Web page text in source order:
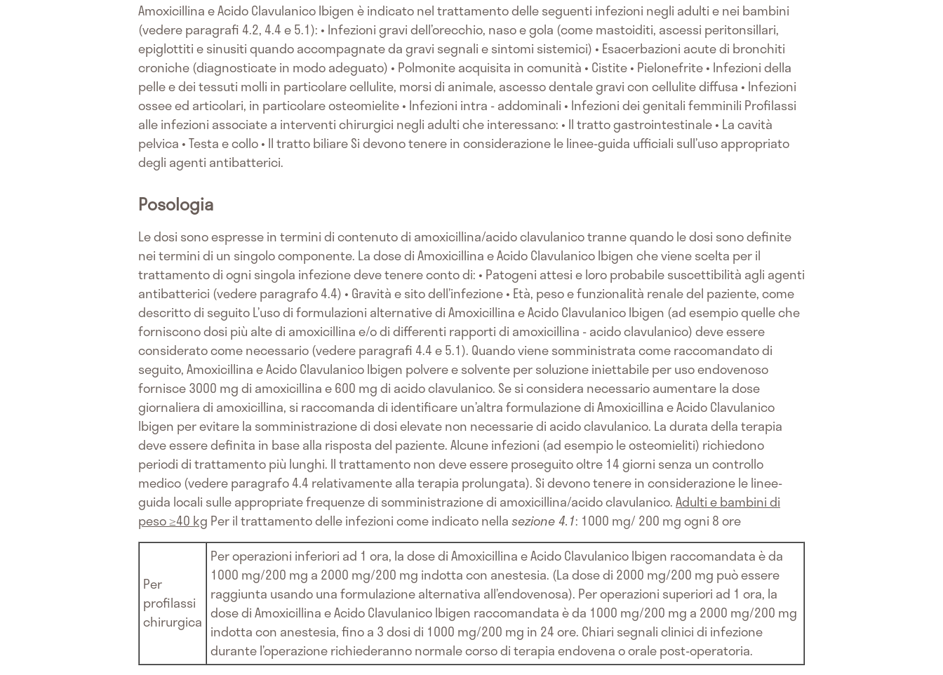
Amoxicillina e Acido Clavulanico Ibigen è indicato nel trattamento delle seguenti infezioni negli adulti e nei bambini
(vedere paragrafi 4.2, 4.4 e 5.1): • Infezioni gravi dell’orecchio, naso e gola (come mastoiditi, ascessi peritonsillari,
epiglottiti e sinusiti quando accompagnate da gravi segnali e sintomi sistemici) • Esacerbazioni acute di bronchiti
croniche (diagnosticate in modo adeguato) • Polmonite acquisita in comunità • Cistite • Pielonefrite • Infezioni della
pelle e dei tessuti molli in particolare cellulite, morsi di animale, ascesso dentale gravi con cellulite diffusa • Infezioni
ossee ed articolari, in particolare osteomielite • Infezioni intra - addominali • Infezioni dei genitali femminili Profilassi
alle infezioni associate a interventi chirurgici negli adulti che interessano: • Il tratto gastrointestinale • La cavità
pelvica • Testa e collo • Il tratto biliare Si devono tenere in considerazione le linee-guida ufficiali sull’uso appropriato
degli agenti antibatterici.
Posologia
Le dosi sono espresse in termini di contenuto di amoxicillina/acido clavulanico tranne quando le dosi sono definite
nei termini di un singolo componente. La dose di Amoxicillina e Acido Clavulanico Ibigen che viene scelta per il
trattamento di ogni singola infezione deve tenere conto di: • Patogeni attesi e loro probabile suscettibilità agli agenti
antibatterici (vedere paragrafo 4.4) • Gravità e sito dell’infezione • Età, peso e funzionalità renale del paziente, come
descritto di seguito L’uso di formulazioni alternative di Amoxicillina e Acido Clavulanico Ibigen (ad esempio quelle che
forniscono dosi più alte di amoxicillina e/o di differenti rapporti di amoxicillina - acido clavulanico) deve essere
considerato come necessario (vedere paragrafi 4.4 e 5.1). Quando viene somministrata come raccomandato di
seguito, Amoxicillina e Acido Clavulanico Ibigen polvere e solvente per soluzione iniettabile per uso endovenoso
fornisce 3000 mg di amoxicillina e 600 mg di acido clavulanico. Se si considera necessario aumentare la dose
giornaliera di amoxicillina, si raccomanda di identificare un’altra formulazione di Amoxicillina e Acido Clavulanico
Ibigen per evitare la somministrazione di dosi elevate non necessarie di acido clavulanico. La durata della terapia
deve essere definita in base alla risposta del paziente. Alcune infezioni (ad esempio le osteomieliti) richiedono
periodi di trattamento più lunghi. Il trattamento non deve essere proseguito oltre 14 giorni senza un controllo
medico (vedere paragrafo 4.4 relativamente alla terapia prolungata). Si devono tenere in considerazione le linee-
guida locali sulle appropriate frequenze di somministrazione di amoxicillina/acido clavulanico.Adulti e bambini di
peso ≥40 kg Per il trattamento delle infezioni come indicato nellasezione 4.1: 1000 mg/ 200 mg ogni 8 ore
Per
profilassi
chirurgica
Per operazioni inferiori ad 1 ora, la dose di Amoxicillina e Acido Clavulanico Ibigen raccomandata è da
1000 mg/200 mg a 2000 mg/200 mg indotta con anestesia. (La dose di 2000 mg/200 mg può essere
raggiunta usando una formulazione alternativa all’endovenosa). Per operazioni superiori ad 1 ora, la
dose di Amoxicillina e Acido Clavulanico Ibigen raccomandata è da 1000 mg/200 mg a 2000 mg/200 mg
indotta con anestesia, fino a 3 dosi di 1000 mg/200 mg in 24 ore. Chiari segnali clinici di infezione
durante l’operazione richiederanno normale corso di terapia endovena o orale post-operatoria.